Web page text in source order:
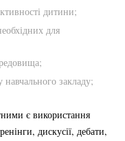
дитини;
для
закладу;
є використання
дискусії, дебати,